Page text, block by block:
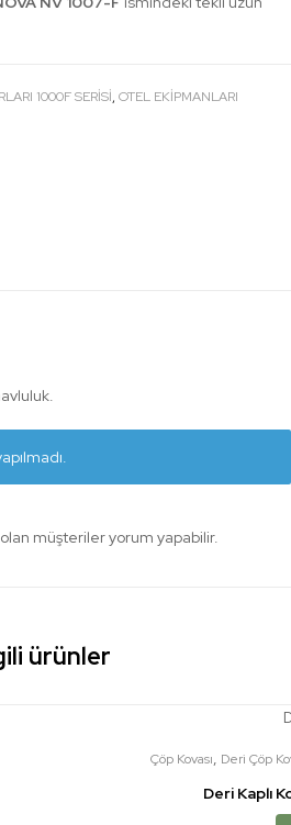
1000F SERISI, OTEL EKİPMANLARI
müşteriler yorum yapabilir.
ürünler
Çöp Kovası, Deri Çöp
Deri Kaplı